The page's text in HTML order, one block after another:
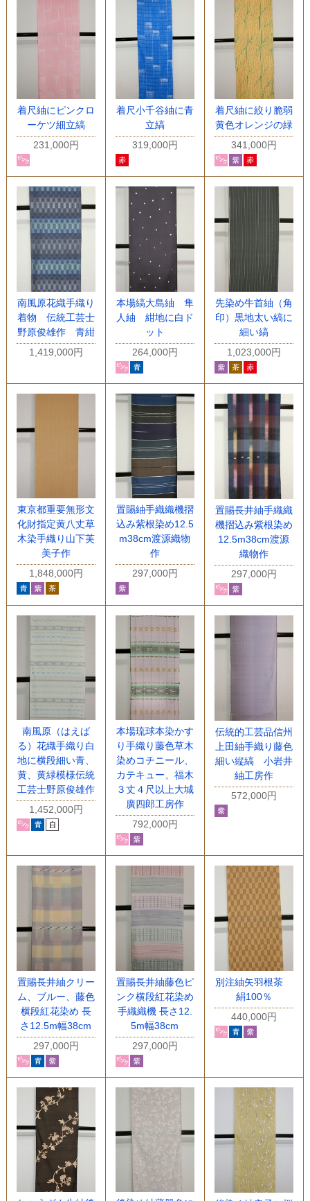
着尺紬にピンクロ
ーケツ細立縞
231,000円
着尺小千谷紬に青
立縞
319,000円
着尺紬に絞り脆弱
黄色オレンジの緑
341,000円
南風原花織手織り
着物 伝統工芸士
野原俊雄作 青紺
1,419,000円
本場縞大島紬 隼
人紬 紺地に白ド
ット
264,000円
先染め牛首紬（角
印）黒地太い縞に
細い縞
1,023,000円
東京都重要無形文
化財指定黄八丈草
木染手織り山下芙
美子作
1,848,000円
置賜紬手織織機摺
込み紫根染め12.5
m38cm渡源織物
作
297,000円
置賜長井紬手織織
機摺込み紫根染め
12.5m38cm渡源
織物作
297,000円
南風原（はえば
る）花織手織り白
地に横段細い青、
黄、黄緑模様伝統
工芸士野原俊雄作
1,452,000円
本場琉球本染かす
り手織り藤色草木
染めコチニール、
カテキュー、福木
３丈４尺以上大城
廣四郎工房作
792,000円
伝統的工芸品信州
上田紬手織り藤色
細い縦縞 小岩井
紬工房作
572,000円
置賜長井紬クリー
ム、ブルー、藤色
横段紅花染め 長
さ12.5m幅38cm
297,000円
置賜長井紬藤色ピ
ンク横段紅花染め
手織織機 長さ12.
5m幅38cm
297,000円
別注紬矢羽根茶
絹100％
440,000円